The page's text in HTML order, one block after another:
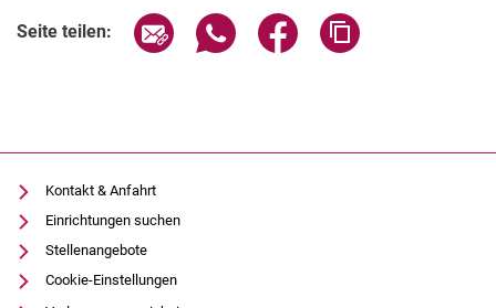
Seite teilen: Seite über E-Mail teilen
Seite über WhatsApp teilen
Seite über Facebook
Kontakt & Anfahrt
Einrichtungen suchen
Stellenangebote
Cookie-Einstellungen